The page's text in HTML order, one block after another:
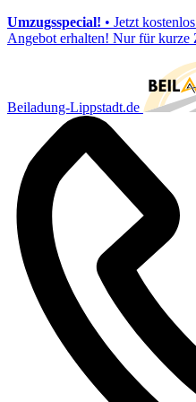
Umzugsspecial! • Jetzt
Angebot erhalten! Nur für kurze
Beiladung-Lippstadt.de